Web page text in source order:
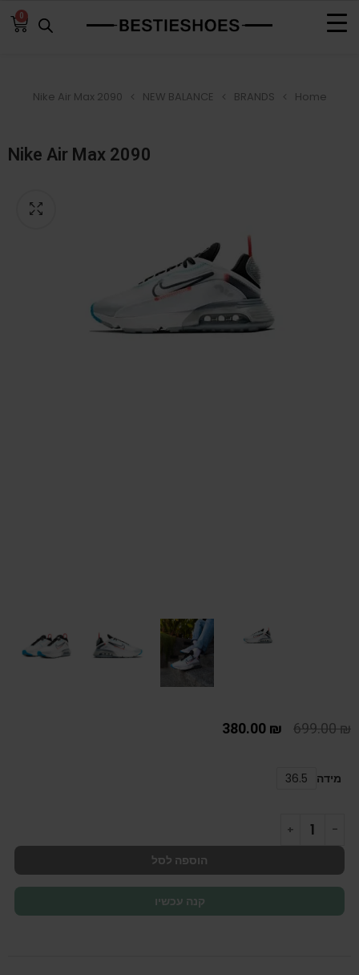
0
Home
BRANDS
NEW BALANCE
Nike Air Max 2090
Nike Air Max 2090
699.00₪
380.00 ₪
מידה 36.5
הוספה לסל
קנה עכשיו